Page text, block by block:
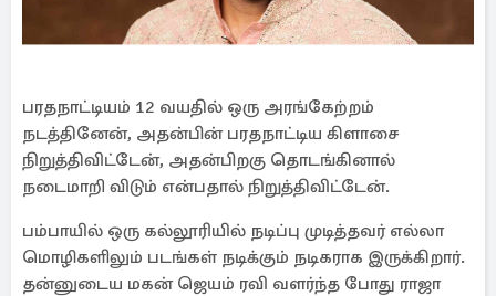
பரதநாட்டியம் 12 வயதில் ஒரு அரங்கேற்றம்
நடத்தினேன், அதன்பின் பரதநாட்டிய கிளாசை
நிறுத்திவிட்டேன், அதன்பிறகு தொடங்கினால்
நடைமாறி விடும் என்பதால் நிறுத்திவிட்டேன்.
பம்பாயில் ஒரு கல்லூரியில் நடிப்பு முடித்தவர் எல்லா
மொழிகளிலும் படங்கள் நடிக்கும் நடிகராக இருக்கிறார்.
தன்னுடைய மகன் ஜெயம் ரவி வளர்ந்த போது ராஜா